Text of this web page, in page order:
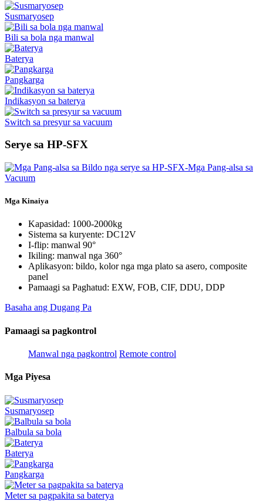
Susmaryosep
Bili sa bola nga manwal
Baterya
Pangkarga
Indikasyon sa baterya
Switch sa presyur sa vacuum
Serye sa HP-SFX
Mga Kinaiya
Kapasidad: 1000-2000kg
Sistema sa kuryente: DC12V
I-flip: manwal 90°
Ikiling: manwal nga 360°
Aplikasyon: bildo, kolor nga mga plato sa asero, composite
panel
Pamaagi sa Paghatud: EXW, FOB, CIF, DDU, DDP
Basaha ang Dugang Pa
Pamaagi sa pagkontrol
Manwal nga pagkontrol Remote control
Mga Piyesa
Susmaryosep
Balbula sa bola
Baterya
Pangkarga
Meter sa pagpakita sa baterya